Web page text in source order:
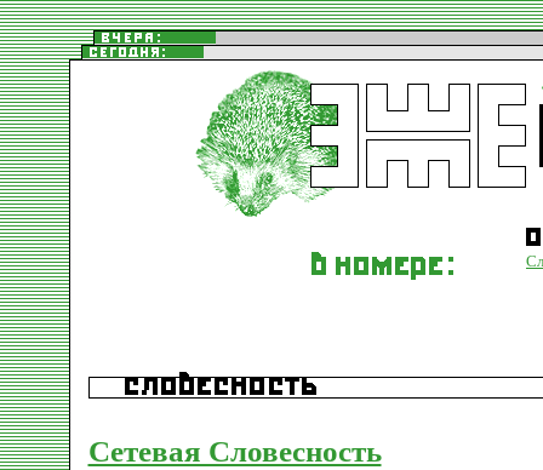
Сетевая Словесность